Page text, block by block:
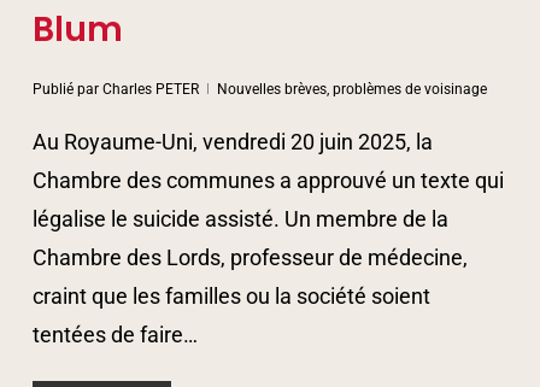
Blum
Publié par Charles PETER Nouvelles brèves, problèmes de voisinage
Au Royaume-Uni, vendredi 20 juin 2025, la
Chambre des communes a approuvé un texte qui
légalise le suicide assisté. Un membre de la
Chambre des Lords, professeur de médecine,
craint que les familles ou la société soient
tentées de faire…